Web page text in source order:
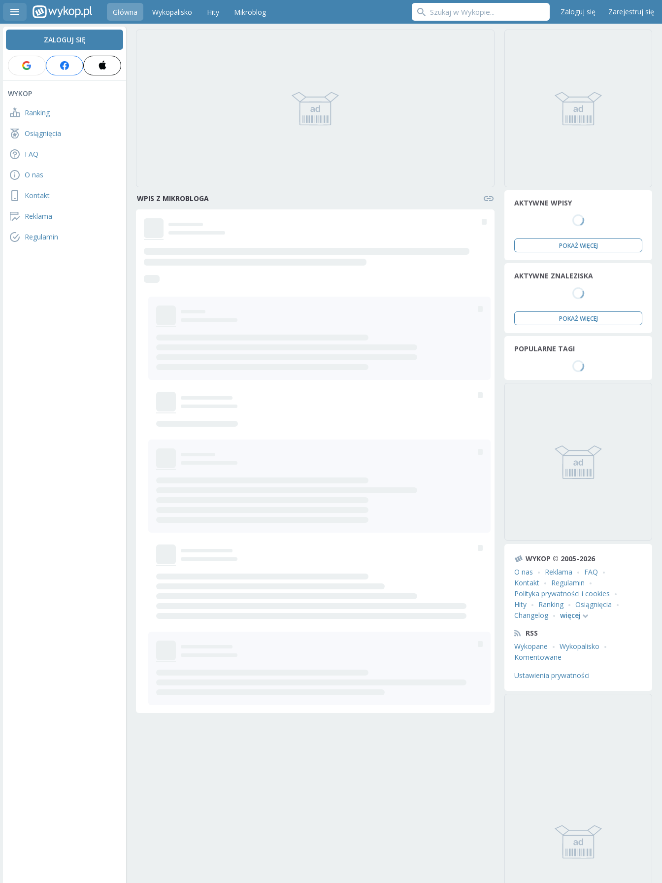
Główna Wykopalisko Hity Mikroblog Zaloguj się Zarejestruj się
ZALOGUJ SIĘ
WYKOP
Ranking
Osiągnięcia
FAQ
O nas
Kontakt
Reklama
Regulamin
WPIS Z MIKROBLOGA AKTYWNE WPISY
POKAŻ WIĘCEJ
AKTYWNE ZNALEZISKA
POKAŻ WIĘCEJ
POPULARNE TAGI
WYKOP © 2005-2026
O nas
Reklama
FAQ
Kontakt
Regulamin
Polityka prywatności i cookies
Hity
Ranking
Osiągnięcia
Changelog
więcej
RSS
Wykopane
Wykopalisko
Komentowane
Ustawienia prywatności